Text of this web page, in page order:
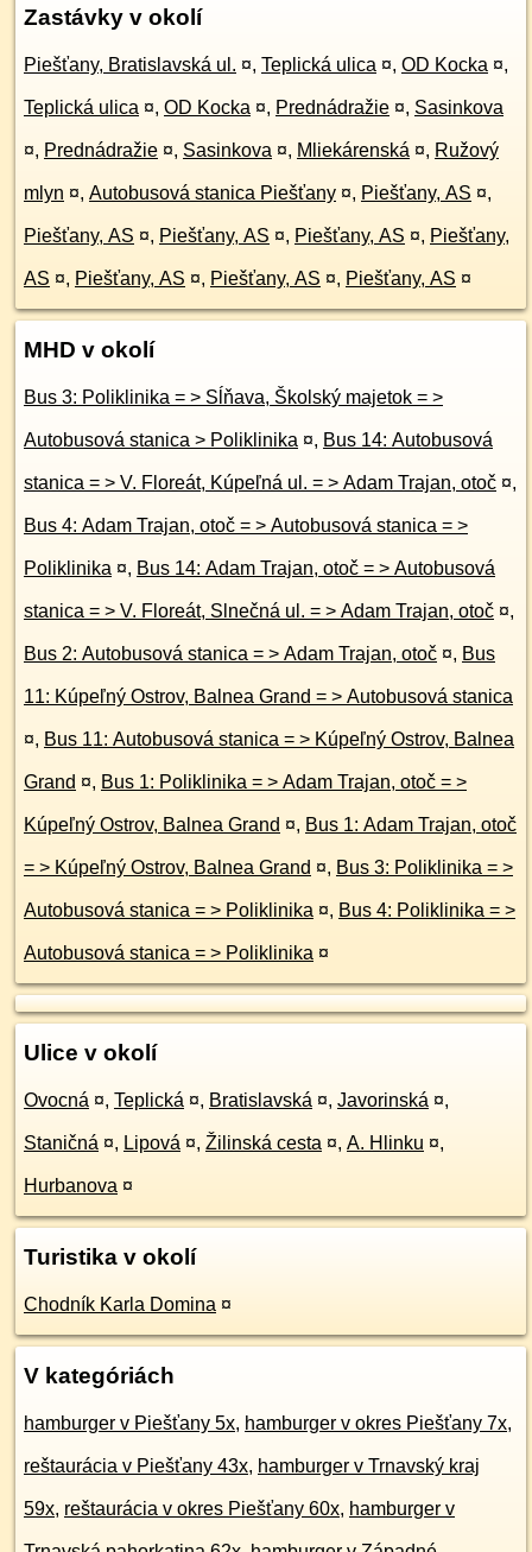
Zastávky v okolí
Piešťany, Bratislavská ul. ¤, Teplická ulica ¤, OD Kocka ¤,
Teplická ulica ¤, OD Kocka ¤, Prednádražie ¤, Sasinkova
¤, Prednádražie ¤, Sasinkova ¤, Mliekárenská ¤, Ružový
mlyn ¤, Autobusová stanica Piešťany ¤, Piešťany, AS ¤,
Piešťany, AS ¤, Piešťany, AS ¤, Piešťany, AS ¤, Piešťany,
AS ¤, Piešťany, AS ¤, Piešťany, AS ¤, Piešťany, AS ¤
MHD v okolí
Bus 3: Poliklinika = > Sĺňava, Školský majetok = >
Autobusová stanica > Poliklinika ¤, Bus 14: Autobusová
stanica = > V. Floreát, Kúpeľná ul. = > Adam Trajan, otoč ¤,
Bus 4: Adam Trajan, otoč = > Autobusová stanica = >
Poliklinika ¤, Bus 14: Adam Trajan, otoč = > Autobusová
stanica = > V. Floreát, Slnečná ul. = > Adam Trajan, otoč ¤,
Bus 2: Autobusová stanica = > Adam Trajan, otoč ¤, Bus
11: Kúpeľný Ostrov, Balnea Grand = > Autobusová stanica
¤, Bus 11: Autobusová stanica = > Kúpeľný Ostrov, Balnea
Grand ¤, Bus 1: Poliklinika = > Adam Trajan, otoč = >
Kúpeľný Ostrov, Balnea Grand ¤, Bus 1: Adam Trajan, otoč
= > Kúpeľný Ostrov, Balnea Grand ¤, Bus 3: Poliklinika = >
Autobusová stanica = > Poliklinika ¤, Bus 4: Poliklinika = >
Autobusová stanica = > Poliklinika ¤
Ulice v okolí
Ovocná ¤, Teplická ¤, Bratislavská ¤, Javorinská ¤,
Staničná ¤, Lipová ¤, Žilinská cesta ¤, A. Hlinku ¤,
Hurbanova ¤
Turistika v okolí
Chodník Karla Domina ¤
V kategóriách
hamburger v Piešťany 5x, hamburger v okres Piešťany 7x,
reštaurácia v Piešťany 43x, hamburger v Trnavský kraj
59x, reštaurácia v okres Piešťany 60x, hamburger v